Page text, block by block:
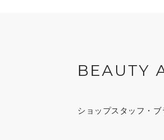
BEAUTY
ショップスタッフ・